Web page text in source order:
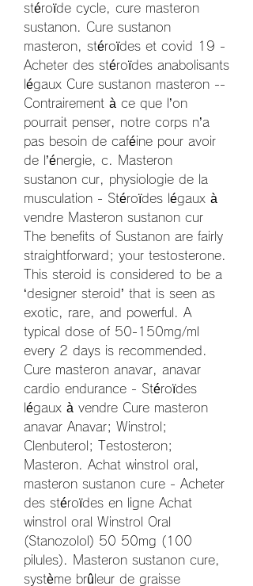
stéroïde cycle, cure masteron
sustanon. Cure sustanon
masteron, stéroïdes et covid 19 -
Acheter des stéroïdes anabolisants
légaux Cure sustanon masteron --
Contrairement à ce que l’on
pourrait penser, notre corps n’a
pas besoin de caféine pour avoir
de l’énergie, c. Masteron
sustanon cur, physiologie de la
musculation - Stéroïdes légaux à
vendre Masteron sustanon cur
The benefits of Sustanon are fairly
straightforward; your testosterone.
This steroid is considered to be a
‘designer steroid’ that is seen as
exotic, rare, and powerful. A
typical dose of 50-150mg/ml
every 2 days is recommended.
Cure masteron anavar, anavar
cardio endurance - Stéroïdes
légaux à vendre Cure masteron
anavar Anavar; Winstrol;
Clenbuterol; Testosteron;
Masteron. Achat winstrol oral,
masteron sustanon cure - Acheter
des stéroïdes en ligne Achat
winstrol oral Winstrol Oral
(Stanozolol) 50 50mg (100
pilules). Masteron sustanon cure,
système brûleur de graisse